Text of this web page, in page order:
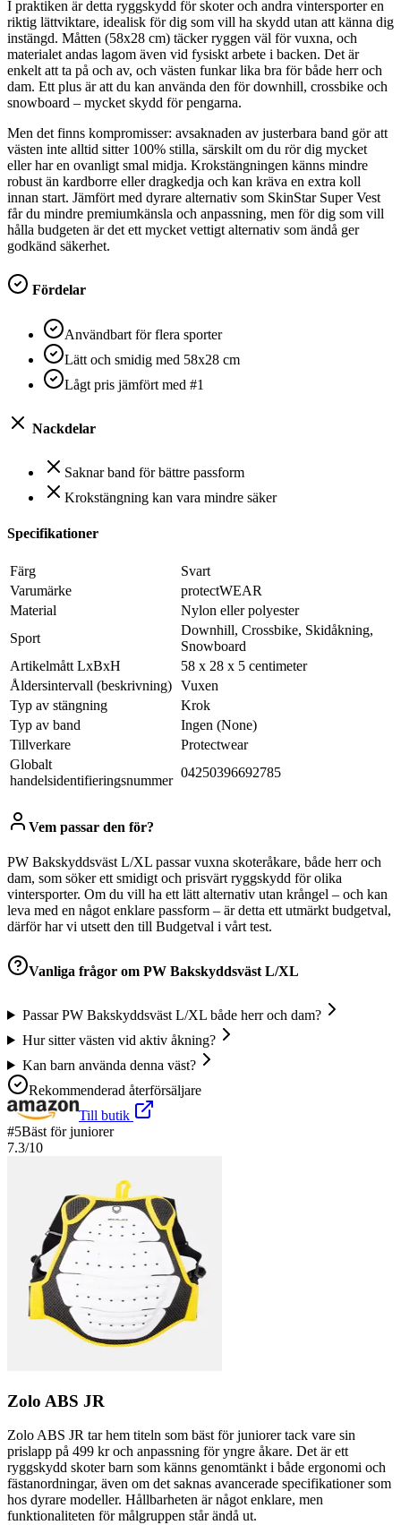
I praktiken är detta ryggskydd för skoter och andra vintersporter en
riktig lättviktare, idealisk för dig som vill ha skydd utan att känna dig
instängd. Måtten (58x28 cm) täcker ryggen väl för vuxna, och
materialet andas lagom även vid fysiskt arbete i backen. Det är
enkelt att ta på och av, och västen funkar lika bra för både herr och
dam. Ett plus är att du kan använda den för downhill, crossbike och
snowboard – mycket skydd för pengarna.
Men det finns kompromisser: avsaknaden av justerbara band gör att
västen inte alltid sitter 100% stilla, särskilt om du rör dig mycket
eller har en ovanligt smal midja. Krokstängningen känns mindre
robust än kardborre eller dragkedja och kan kräva en extra koll
innan start. Jämfört med dyrare alternativ som SkinStar Super Vest
får du mindre premiumkänsla och anpassning, men för dig som vill
hålla budgeten är det ett mycket vettigt alternativ som ändå ger
godkänd säkerhet.
Fördelar
Användbart för flera sporter
Lätt och smidig med 58x28 cm
Lågt pris jämfört med #1
Nackdelar
Saknar band för bättre passform
Krokstängning kan vara mindre säker
Specifikationer
Färg
Svart
Varumärke
protectWEAR
Material
Nylon eller polyester
Sport
Downhill, Crossbike, Skidåkning,
Snowboard
Artikelmått LxBxH
58 x 28 x 5 centimeter
Åldersintervall (beskrivning) Vuxen
Typ av stängning
Krok
Typ av band
Ingen (None)
Tillverkare
Protectwear
Globalt
handelsidentifieringsnummer
04250396692785
Vem passar den för?
PW Bakskyddsväst L/XL passar vuxna skoteråkare, både herr och
dam, som söker ett smidigt och prisvärt ryggskydd för olika
vintersporter. Om du vill ha ett lätt alternativ utan krångel – och kan
leva med en något enklare passform – är detta ett utmärkt budgetval,
därför har vi utsett den till Budgetval i vårt test.
Vanliga frågor om PW Bakskyddsväst L/XL
Passar PW Bakskyddsväst L/XL både herr och dam?
Hur sitter västen vid aktiv åkning?
Kan barn använda denna väst?
Rekommenderad återförsäljare
Till butik
#5Bäst för juniorer
7.3/10
Zolo ABS JR
Zolo ABS JR tar hem titeln som bäst för juniorer tack vare sin
prislapp på 499 kr och anpassning för yngre åkare. Det är ett
ryggskydd skoter barn som känns genomtänkt i både ergonomi och
fästanordningar, även om det saknas avancerade specifikationer som
hos dyrare modeller. Hållbarheten är något enklare, men
funktionaliteten för målgruppen står ändå ut.